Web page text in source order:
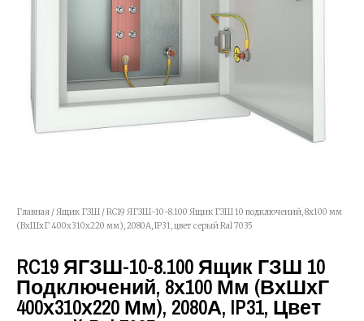
Главная /Ящик ГЗШ / RC19 ЯГЗШ-10-8.100 Ящик ГЗШ 10 подключений, 8х100 мм
(ВхШхГ 400х310х220 мм), 2080А, IP31, цвет серый Ral 7035
RC19 ЯГЗШ-10-8.100 Ящик ГЗШ 10
Подключений, 8х100 Мм (ВхШхГ
400х310х220 Мм), 2080А, IP31, Цвет